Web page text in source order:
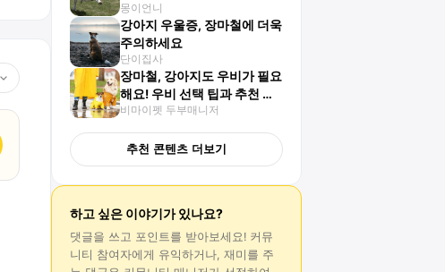
몽이언니
강아지 우울증, 장마철에 더욱
주의하세요
단이집사
장마철, 강아지도 우비가 필요
해요! 우비 선택 팁과 추천 제
품 3가지
비마이펫 두부매니저
추천 콘텐츠 더보기
하고 싶은 이야기가 있나요?
댓글을 쓰고 포인트를 받아보세요! 커뮤
니티 참여자에게 유익하거나, 재미를 주